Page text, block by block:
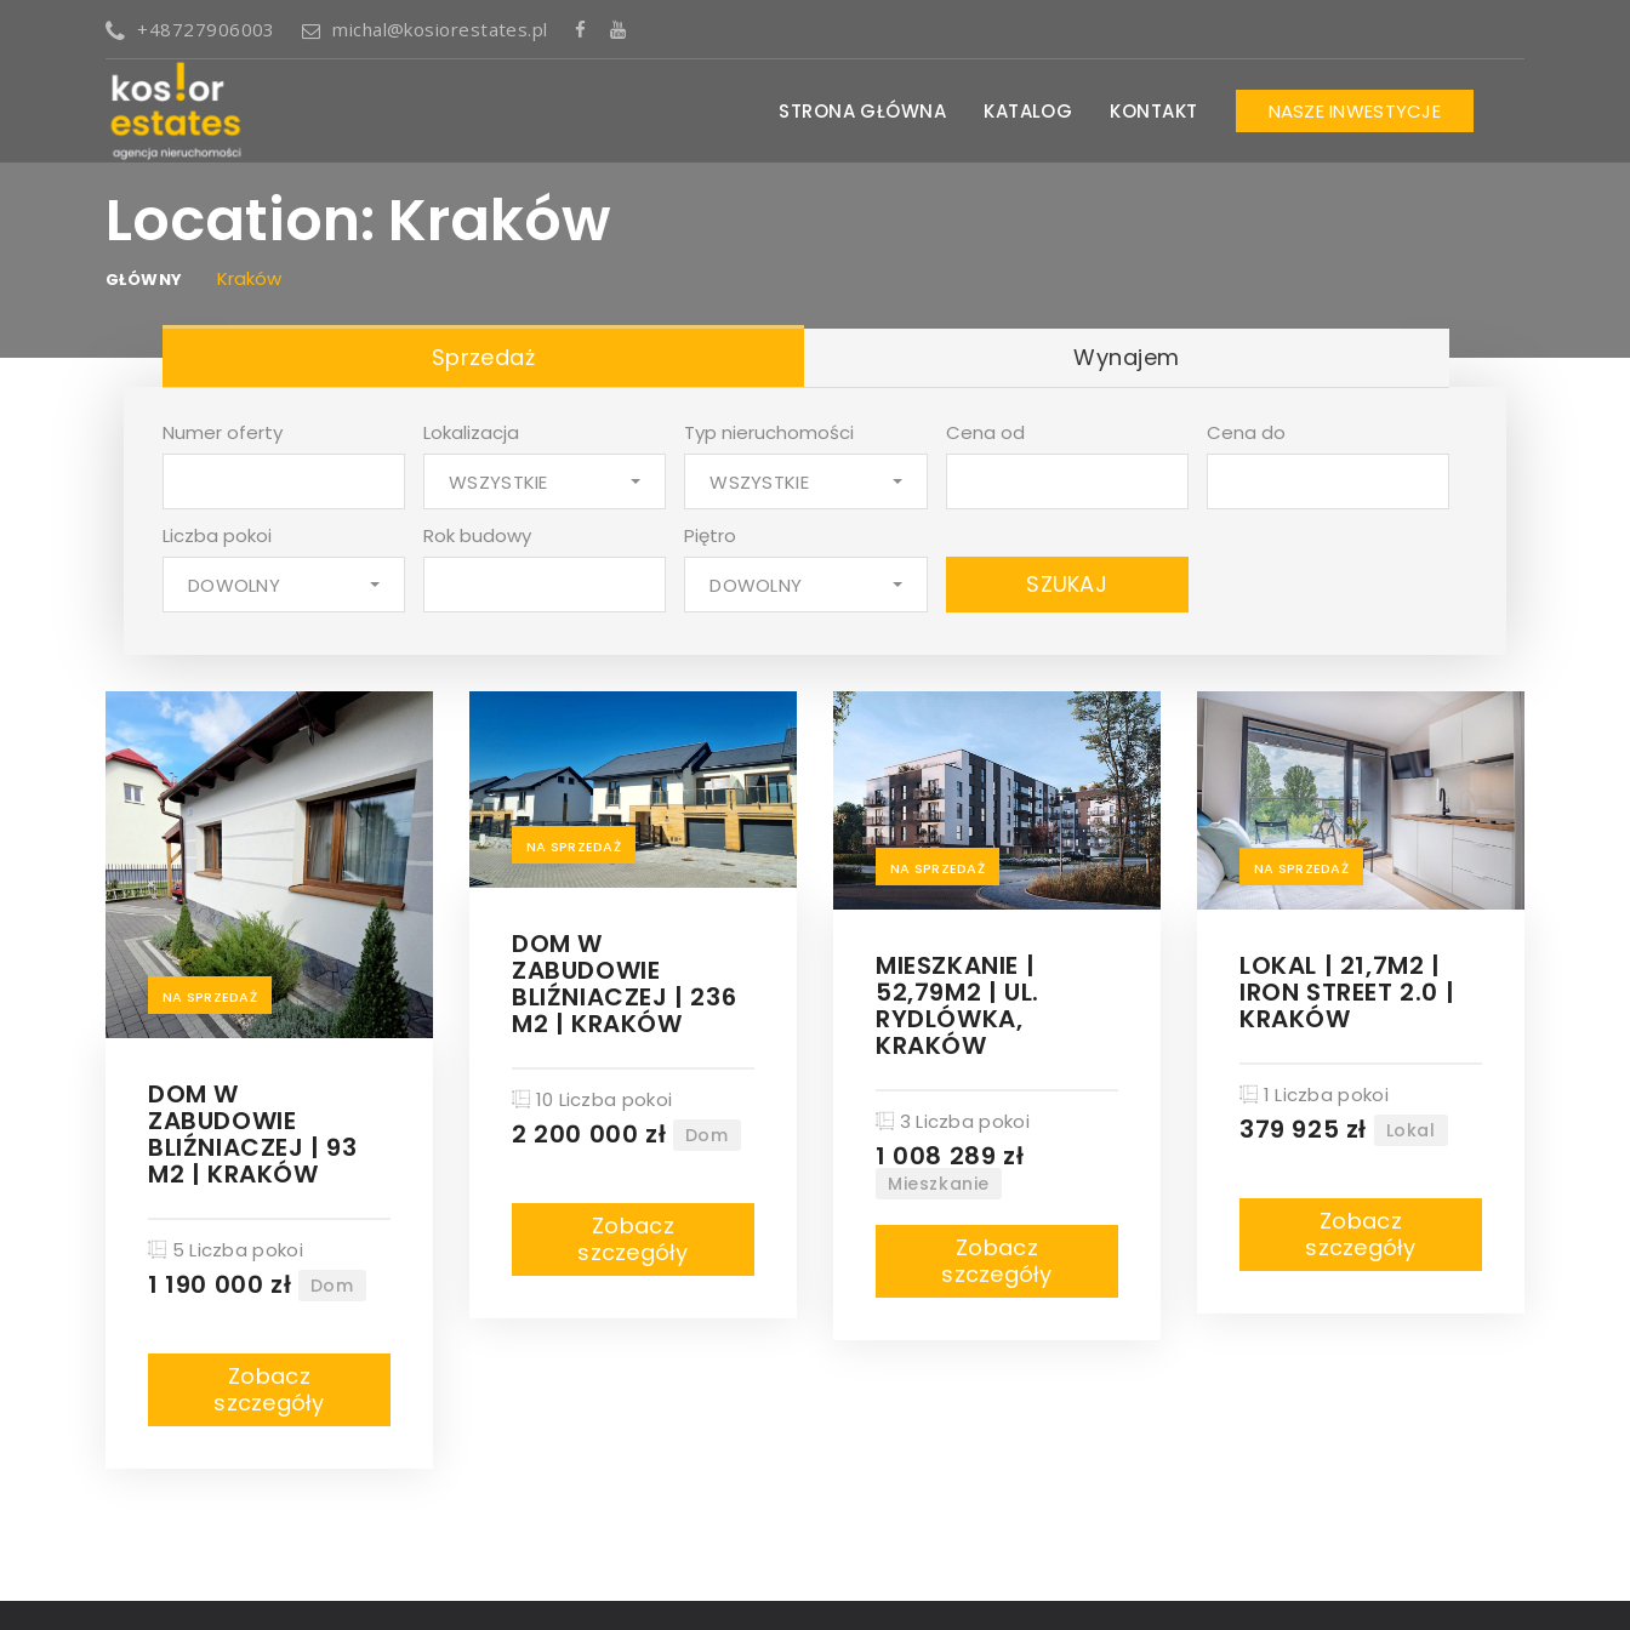
+48727906003 michal@kosiorestates.pl
STRONA GŁÓWNA KATALOG KONTAKT NASZE INWESTYCJE
Location: Kraków
GŁÓWNY Kraków
Sprzedaż Wynajem
Numer oferty
Lokalizacja
WSZYSTKIE
Typ nieruchomości
WSZYSTKIE
Cena od Cena do
Liczba pokoi
DOWOLNY
Rok budowy
Piętro
DOWOLNY
SZUKAJ
NA SPRZEDAŻ
DOM W
ZABUDOWIE
BLIŹNIACZEJ | 93
M2 | KRAKÓW
5 Liczba pokoi
1 190 000 zł Dom
Zobacz
szczegóły
NA SPRZEDAŻ
DOM W
ZABUDOWIE
BLIŹNIACZEJ | 236
M2 | KRAKÓW
10 Liczba pokoi
2 200 000 zł Dom
Zobacz
szczegóły
NA SPRZEDAŻ
MIESZKANIE |
52,79M2 | UL.
RYDLÓWKA,
KRAKÓW
3 Liczba pokoi
1 008 289 zł
Mieszkanie
Zobacz
szczegóły
NA SPRZEDAŻ
LOKAL | 21,7M2 |
IRON STREET 2.0 |
KRAKÓW
1 Liczba pokoi
379 925 zł Lokal
Zobacz
szczegóły